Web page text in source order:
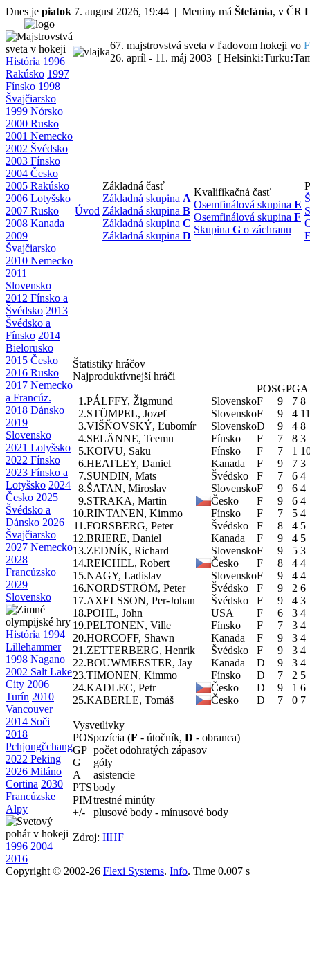
Dnes je piatok 7. august 2026, 19:44 | Meniny má Štefánia, v ČR
História 1996
Rakúsko 1997
Fínsko 1998
Švajčiarsko
1999 Nórsko
2000 Rusko
2001 Nemecko
2002 Švédsko
2003 Fínsko
2004 Česko
2005 Rakúsko
2006 Lotyšsko
2007 Rusko
2008 Kanada
2009
Švajčiarsko
2010 Nemecko
2011
Slovensko
2012 Fínsko a
Švédsko 2013
Švédsko a
Fínsko 2014
Bielorusko
2015 Česko
2016 Rusko
2017 Nemecko
a Francúz.
2018 Dánsko
2019
Slovensko
2021 Lotyšsko
2022 Fínsko
2023 Fínsko a
Lotyšsko 2024
Česko 2025
Švédsko a
Dánsko 2026
Švajčiarsko
2027 Nemecko
2028
Francúzsko
2029
Slovensko
História 1994
Lillehammer
1998 Nagano
2002 Salt Lake
City 2006
Turín 2010
Vancouver
2014 Soči
2018
Pchjongčchang
2022 Peking
2026 Miláno
Cortina 2030
Francúzske
Alpy
1996 2004
2016
67. majstrovstvá sveta v ľadovom hokeji vo
26. apríl - 11. máj 2003 [ Helsinki:Turku:
Úvod
Základná časť
Základná skupina A
Základná skupina B
Základná skupina C
Základná skupina D
Kvalifikačná časť
Osemfinálová skupina E
Osemfinálová skupina F
Skupina G o záchranu
Štatistiky hráčov
Najproduktívnejší hráči
POSGPGA
1.PÁLFFY, Žigmund SlovenskoF 9 7 8
2.STÜMPEL, Jozef SlovenskoF 9 4 11
3.VIŠŇOVSKÝ, Ľubomír SlovenskoD 9 4 8
4.SELÄNNE, Teemu Fínsko F 7 8 3
5.KOIVU, Saku Fínsko F 7 1
6.HEATLEY, Daniel Kanada F 9 7 3
7.SUNDIN, Mats Švédsko F 7 6 4
8.ŠATAN, Miroslav SlovenskoF 9 6 4
9.STRAKA, Martin Česko F 9 6 4
10.RINTANEN, Kimmo Fínsko F 7 5 4
11.FORSBERG, Peter Švédsko F 8 4 5
12.BRIERE, Daniel Kanada F 9 4 5
13.ZEDNÍK, Richard SlovenskoF 9 5 3
14.REICHEL, Robert Česko F 8 4 4
15.NAGY, Ladislav SlovenskoF 9 4 4
16.NORDSTRÖM, Peter Švédsko F 9 2 6
17.AXELSSON, Per-Johan Švédsko F 9 4 3
18.POHL, John USA F 6 3 4
19.PELTONEN, Ville Fínsko F 7 3 4
20.HORCOFF, Shawn Kanada F 9 3 4
21.ZETTERBERG, Henrik Švédsko F 9 3 4
22.BOUWMEESTER, Jay Kanada D 9 3 4
23.TIMONEN, Kimmo Fínsko D 7 2 5
24.KADLEC, Petr Česko D 9 1 6
25.KABERLE, Tomáš Česko D 7 0 7
Vysvetlivky
POSpozícia (F - útočník, D - obranca)
GP počet odohratých zápasov
G
góly
A
asistencie
PTSbody
PIMtrestné minúty
+/-
plusové body - mínusové body
Zdroj: IIHF
Copyright © 2002-26 Flexi Systems. Info. Time 0.007 s